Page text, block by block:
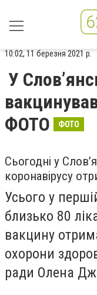
10:02, 11 березня 2021 р.
У
ФОТО
ФОТО
Сьогодні у
коронавірусу
Усього у
близько 80
вакцину
охорони
ради Олена